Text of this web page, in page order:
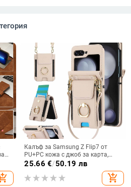
Калъф за Samsung Z Flip7 от
PU+PC кожа с джоб за карта,
пръстен за държане, еластичен
държач за карти и кръстосана
презрамка
25.66 €/50.19 лв
add_shopping_cart